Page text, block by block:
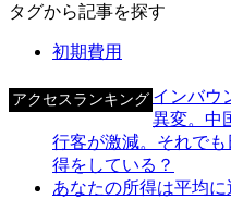
タグから記事を探す
初期費用
アクセスランキング インバウ
異変。中
行客が激減。それでも
得をしている？
あなたの所得は平均